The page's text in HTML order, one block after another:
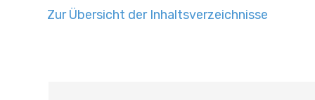
Zur Übersicht der Inhaltsverzeichnisse